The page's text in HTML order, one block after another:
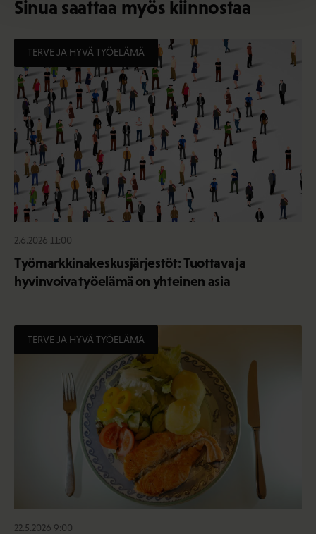
Sinua saattaa myös kiinnostaa
TERVE JA HYVÄ TYÖELÄMÄ
2.6.2026 11:00
Työmarkkinakeskusjärjestöt: Tuottava ja
hyvinvoiva työelämä on yhteinen asia
TERVE JA HYVÄ TYÖELÄMÄ
22.5.2026 9:00